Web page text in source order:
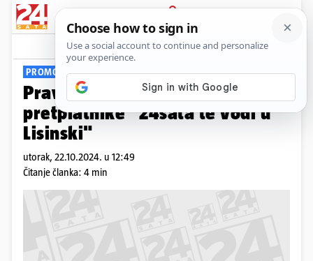
PRIJAVA
Viral Komentari
PROMO
Pravila nagradnog natječaja za
pretplatnike "24sata te vodi u
Lisinski"
utorak, 22.10.2024. u 12:49
Čitanje članka: 4 min